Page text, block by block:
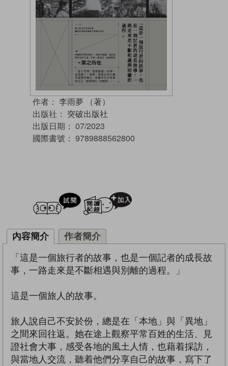
作者： 李雨夢 （著）
出版社： 突破出版社
出版日期： 07/2023
國際書號： 9789888562800
試閲
內容簡介 作者簡介
「這是一個旅行者的故事，也是一個記者的成長故
事，一路走來是不斷相遇與別離的過程。」
這是一個旅人的故事。
旅人說自己不安於份，總是在「本地」與「異地」
之間來回往返。她在途上觀察平常百姓的生活、見
證社會大事，感受各地的風土人情，也藉着採訪，
與當地人交流，聽着他們分享自己的故事，寫下了